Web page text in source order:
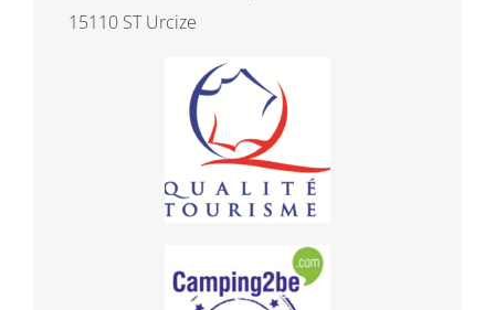
15110 ST Urcize